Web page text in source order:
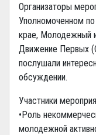
Организаторы
Уполномоченном
крае, Молодежный
Движение Первых
послушали
обсуждении.
Участники
•Роль
молодежной